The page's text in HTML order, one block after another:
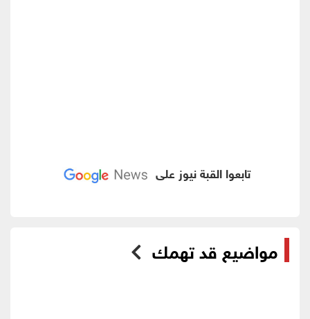
تابعوا القبة نيوز على
مواضيع قد تهمك